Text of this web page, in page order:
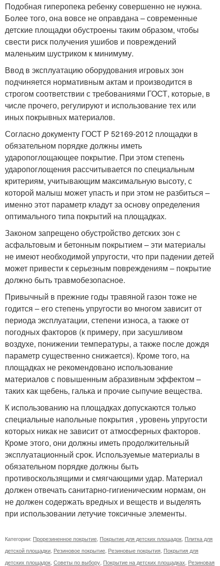
Подобная гиперопека ребенку совершенно не нужна.
Более того, она вовсе не оправдана – современные
детские площадки обустроены таким образом, чтобы
свести риск получения ушибов и повреждений
маленьким шустриком к минимуму.
Ввод в эксплуатацию оборудования игровых зон
подчиняется нормативным актам и производится в
строгом соответствии с требованиями ГОСТ, которые, в
числе прочего, регулируют и использование тех или
иных покрывных материалов.
Согласно документу ГОСТ Р 52169-2012 площадки в
обязательном порядке должны иметь
ударопоглощающее покрытие. При этом степень
ударопоглощения рассчитывается по специальным
критериям, учитывающим максимальную высоту, с
которой малыш может упасть и при этом не разбиться –
именно этот параметр кладут за основу определения
оптимального типа покрытий на площадках.
Законом запрещено обустройство детских зон с
асфальтовым и бетонным покрытием – эти материалы
не имеют необходимой упругости, что при падении детей
может привести к серьезным повреждениям – покрытие
должно быть травмобезопасное.
Привычный в прежние годы травяной газон тоже не
годится – его степень упругости во многом зависит от
периода эксплуатации, степени износа, а также от
погодных факторов (к примеру, при засушливом
воздухе, понижении температуры, а также после дождя
параметр существенно снижается). Кроме того, на
площадках не рекомендовано использование
материалов с повышенным абразивным эффектом –
таких как щебень, галька и прочие сыпучие вещества.
К использованию на площадках допускаются только
специальные напольные покрытия , уровень упругости
которых никак не зависит от атмосферных факторов.
Кроме этого, они должны иметь продолжительный
эксплуатационный срок. Используемые материалы в
обязательном порядке должны быть
противоскользящими и смягчающими удар. Материал
должен отвечать санитарно-гигиеническим нормам, он
не должен содержать вредных и веществ и выделять
при использовании летучие токсичные элементы.
Категории: Прорезиненное покрытие Покрытие для детских площадок Плитка для
детской площадки Резиновое покрытие Резиновые покрытия Покрытия для
детских площадок Советы по выбору Покрытие на детских площадках Резиновая